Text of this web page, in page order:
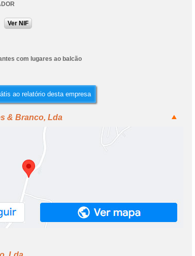
Ver NIF
com lugares ao balcão
ao relatório desta empresa
& Branco, Lda